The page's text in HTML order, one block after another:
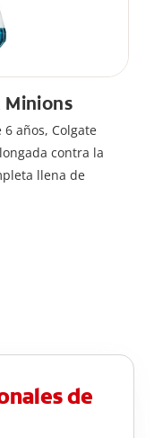
Minions
años, Colgate
contra la
llena de
de